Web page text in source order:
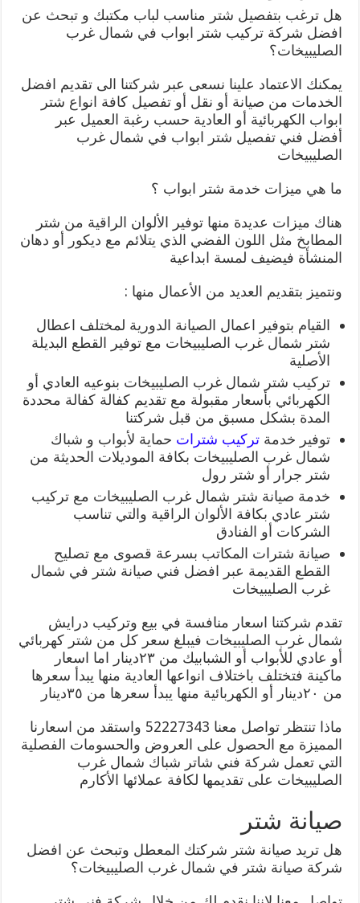
هل ترغب بتفصيل شتر مناسب لباب مكتبك و تبحث عن
افضل شركة تركيب شتر ابواب في شمال غرب
الصليبيخات؟
يمكنك الاعتماد علينا نسعى عبر شركتنا الى تقديم افضل
الخدمات من صيانة أو نقل أو تفصيل كافة انواع شتر
ابواب الكهربائية أو العادية حسب رغبة العميل عبر
أفضل فني تفصيل شتر ابواب في شمال غرب
الصليبيخات
ما هي ميزات خدمة شتر ابواب ؟
هناك ميزات عديدة منها توفير الألوان الراقية من شتر
المطابخ مثل اللون الفضي الذي يتلائم مع ديكور أو دهان
المنشأة فيضيف لمسة ابداعية
ونتميز بتقديم العديد من الأعمال منها :
القيام بتوفير اعمال الصيانة الدورية لمختلف اعطال
شتر شمال غرب الصليبيخات مع توفير القطع البديلة
الأصلية
تركيب شتر شمال غرب الصليبيخات بنوعيه العادي أو
الكهربائي بأسعار مقبولة مع تقديم كفالة كفالة محددة
المدة بشكل مسبق من قبل شركتنا
توفير خدمةتركيب شترات حماية لأبواب و شباك
شمال غرب الصليبيخات بكافة الموديلات الحديثة من
شتر جرار أو شتر رول
خدمة صيانة شتر شمال غرب الصليبيخات مع تركيب
شتر عادي بكافة الألوان الراقية والتي تناسب
الشركات أو الفنادق
صيانة شترات المكاتب بسرعة قصوى مع تصليح
القطع القديمة عبر افضل فني صيانة شتر في شمال
غرب الصليبيخات
تقدم شركتنا اسعار منافسة في بيع وتركيب درايش
شمال غرب الصليبيخات فيبلغ سعر كل من شتر كهربائي
أو عادي للأبواب أو الشبابيك من ٢٣دينار اما اسعار
ماكينة فتختلف باختلاف انواعها العادية منها يبدأ سعرها
من ٢٠دينار أو الكهربائية منها يبدأ سعرها من ٣٥دينار
ماذا تنتظر تواصل معنا 52227343 واستقد من اسعارنا
المميزة مع الحصول على العروض والحسومات الفصلية
التي تعمل شركة فني شاتر شباك شمال غرب
الصليبيخات على تقديمها لكافة عملائها الأكارم
صيانة شتر
هل تريد صيانة شتر شركتك المعطل وتبحث عن افضل
شركة صيانة شتر في شمال غرب الصليبيخات؟